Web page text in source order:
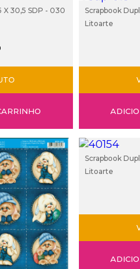
X 30,5 SDP - 030
Scrapbook
Litoarte
Scrapbook
Litoarte